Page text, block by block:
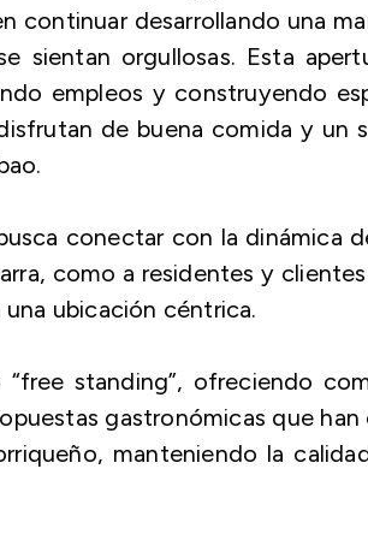
continuar desarrollando una
sientan orgullosas. Esta
empleos y construyendo
de buena comida y un
conectar con la dinámica
como a residentes y
ubicación céntrica.
standing”, ofreciendo
gastronómicas que
manteniendo la